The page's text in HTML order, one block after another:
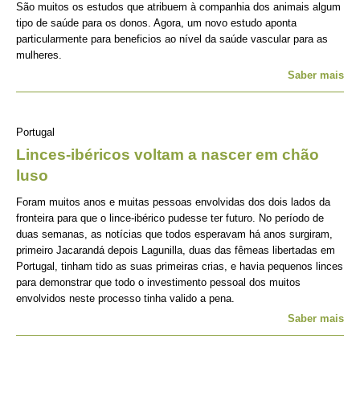
São muitos os estudos que atribuem à companhia dos animais algum
tipo de saúde para os donos. Agora, um novo estudo aponta
particularmente para beneficios ao nível da saúde vascular para as
mulheres.
Saber mais
Portugal
Linces-ibéricos voltam a nascer em chão
luso
Foram muitos anos e muitas pessoas envolvidas dos dois lados da
fronteira para que o lince-ibérico pudesse ter futuro. No período de
duas semanas, as notícias que todos esperavam há anos surgiram,
primeiro Jacarandá depois Lagunilla, duas das fêmeas libertadas em
Portugal, tinham tido as suas primeiras crias, e havia pequenos linces
para demonstrar que todo o investimento pessoal dos muitos
envolvidos neste processo tinha valido a pena.
Saber mais